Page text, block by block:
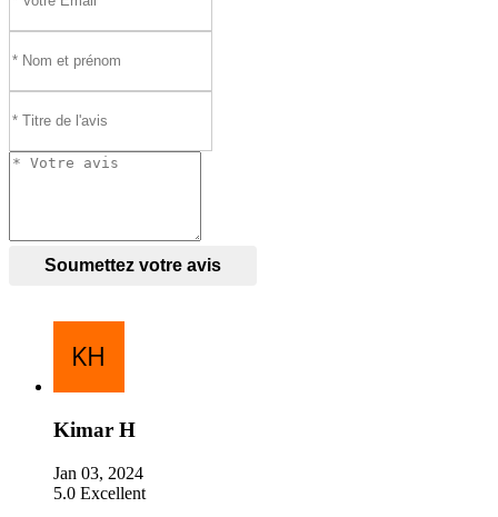
Soumettez votre avis
Kimar H
Jan 03, 2024
5.0 Excellent